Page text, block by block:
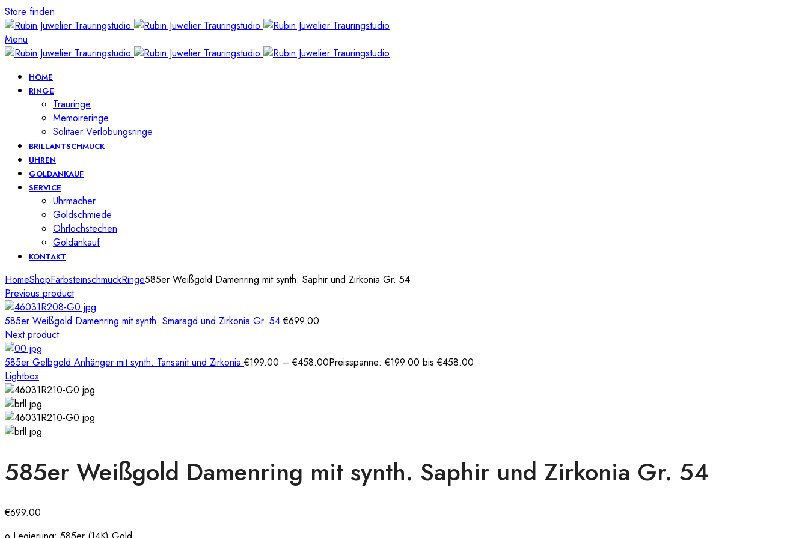
Store finden
Menu
HOME
RINGE
Trauringe
Memoireringe
Solitaer Verlobungsringe
BRILLANTSCHMUCK
UHREN
GOLDANKAUF
SERVICE
Uhrmacher
Goldschmiede
Ohrlochstechen
Goldankauf
KONTAKT
HomeShopFarbsteinschmuckRinge585er Weißgold Damenring mit synth. Saphir und Zirkonia Gr. 54
Previous product
585er Weißgold Damenring mit synth. Smaragd und Zirkonia Gr. 54€699.00
Next product
585er Gelbgold Anhänger mit synth. Tansanit und Zirkonia€199.00 –€458.00Preisspanne: €199.00 bis €458.00
Lightbox
585er Weißgold Damenring mit synth. Saphir und Zirkonia Gr. 54
€699.00